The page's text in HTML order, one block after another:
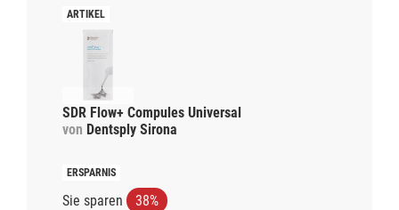
SDR Flow+ Compules Universal
von Dentsply Sirona
Sie sparen 38%